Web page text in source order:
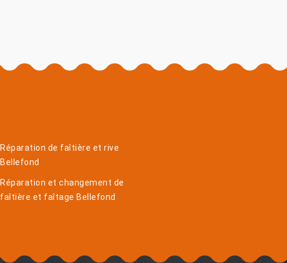
Réparation de faîtière et rive
Bellefond
Réparation et changement de
faîtière et faîtage Bellefond